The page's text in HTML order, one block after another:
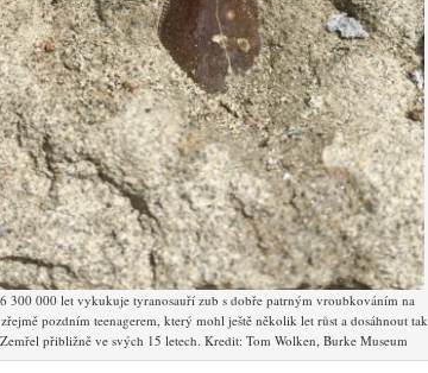
300 000 let vykukuje tyranosauří zub s dobře patrným vroubkováním na
pozdním teenagerem, který mohl ještě několik let růst a dosáhnout tak
přibližně ve svých 15 letech. Kredit: Tom Wolken, Burke Museum